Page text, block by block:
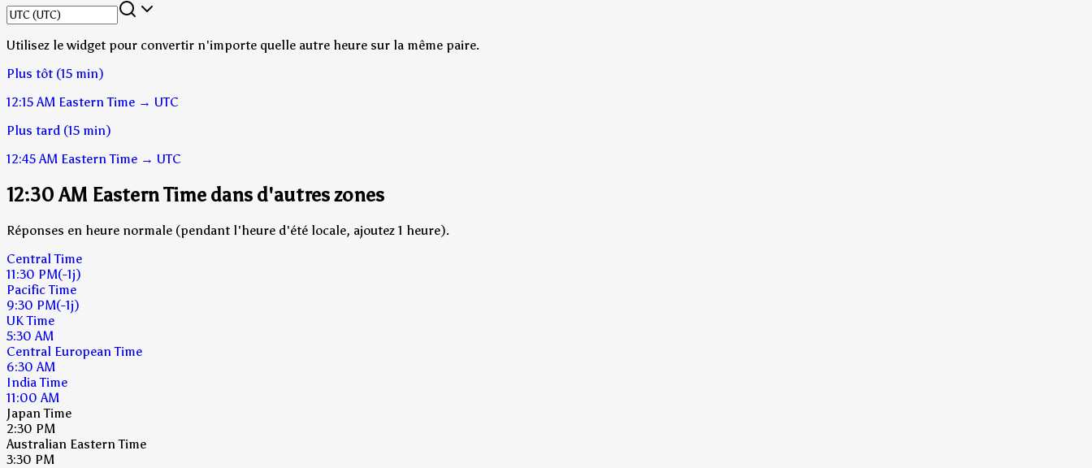
Utilisez le widget pour convertir n'importe quelle autre heure sur la même paire.
Plus tôt (15 min)
12:15 AM Eastern Time → UTC
Plus tard (15 min)
12:45 AM Eastern Time → UTC
12:30 AM Eastern Time dans d'autres zones
Réponses en heure normale (pendant l'heure d'été locale, ajoutez 1 heure).
Central Time
11:30 PM(-1j)
Pacific Time
9:30 PM(-1j)
UK Time
5:30 AM
Central European Time
6:30 AM
India Time
11:00 AM
Japan Time
2:30 PM
Australian Eastern Time
3:30 PM